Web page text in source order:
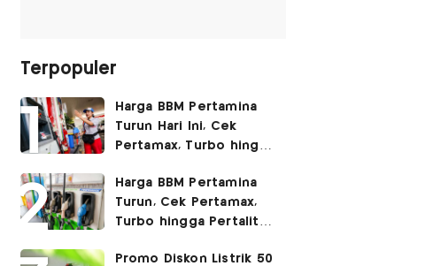
Terpopuler
Harga BBM Pertamina
Turun Hari Ini, Cek
Pertamax, Turbo hingga
2026
Harga BBM Pertamina
Turun, Cek Pertamax,
Turbo hingga Pertalite
Promo Diskon Listrik 50